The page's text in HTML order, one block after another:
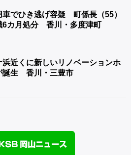
車でひき逃げ容疑 町係長（55）
6カ月処分 香川・多度津町
浜近くに新しいリノベーションホ
誕生 香川・三豊市